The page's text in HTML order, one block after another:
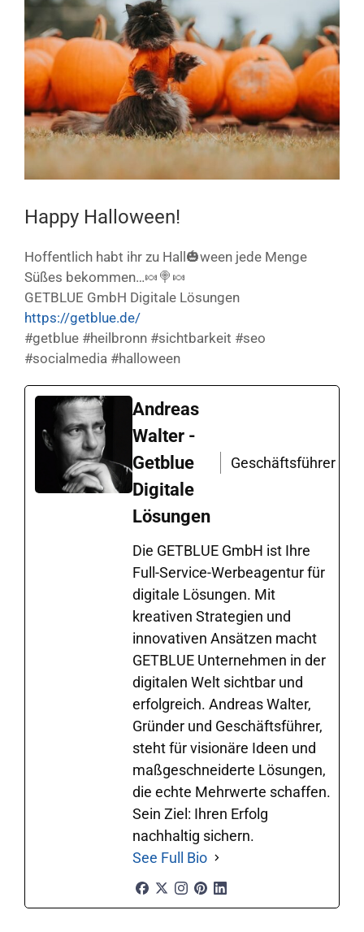
Bild
Happy Halloween!
Hoffentlich habt ihr zu Hall🎃ween jede Menge
Süßes bekommen…🍬🍭🍬
GETBLUE GmbH Digitale Lösungen
https://getblue.de/
#getblue #heilbronn #sichtbarkeit #seo
#socialmedia #halloween
Andreas
Walter -
Getblue
Digitale
Lösungen
Geschäftsführer
Die GETBLUE GmbH ist Ihre
Full-Service-Werbeagentur für
digitale Lösungen. Mit
kreativen Strategien und
innovativen Ansätzen macht
GETBLUE Unternehmen in der
digitalen Welt sichtbar und
erfolgreich. Andreas Walter,
Gründer und Geschäftsführer,
steht für visionäre Ideen und
maßgeschneiderte Lösungen,
die echte Mehrwerte schaffen.
Sein Ziel: Ihren Erfolg
nachhaltig sichern.
See Full Bio